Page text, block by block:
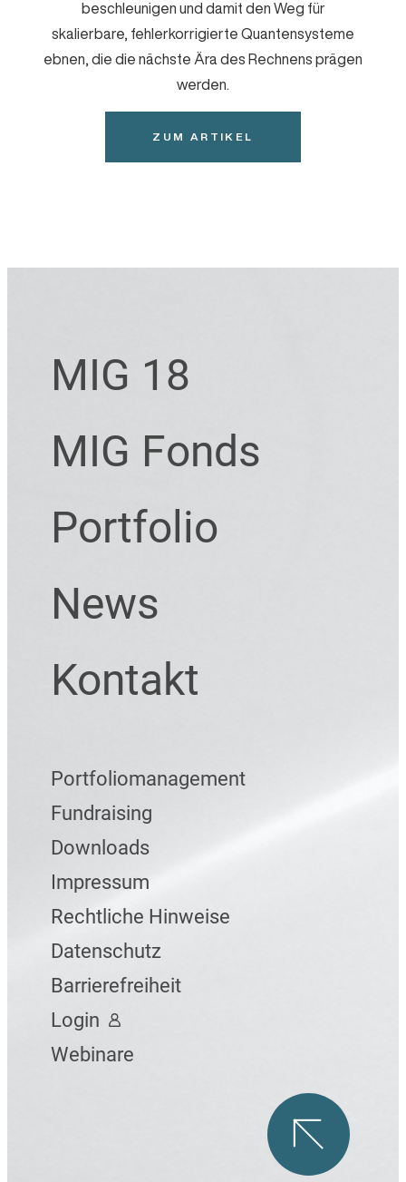
beschleunigen und damit den Weg für
skalierbare, fehlerkorrigierte Quantensysteme
ebnen, die die nächste Ära des Rechnens prägen
werden.
ZUM ARTIKEL
MIG 18
MIG Fonds
Portfolio
News
Kontakt
Portfoliomanagement
Fundraising
Downloads
Impressum
Rechtliche Hinweise
Datenschutz
Barrierefreiheit
Login
Webinare